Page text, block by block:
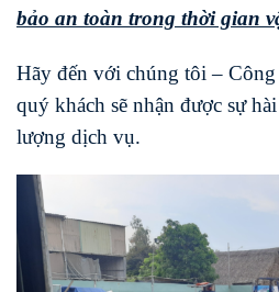
bảo an toàn trong thời gian
Hãy đến với chúng tôi –
quý khách sẽ nhận được sự
lượng dịch vụ.